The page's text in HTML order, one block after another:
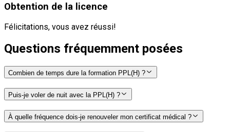
Obtention de la licence
Félicitations, vous avez réussi!
Questions fréquemment posées
Combien de temps dure la formation PPL(H) ?
Puis-je voler de nuit avec la PPL(H) ?
À quelle fréquence dois-je renouveler mon certificat médical ?